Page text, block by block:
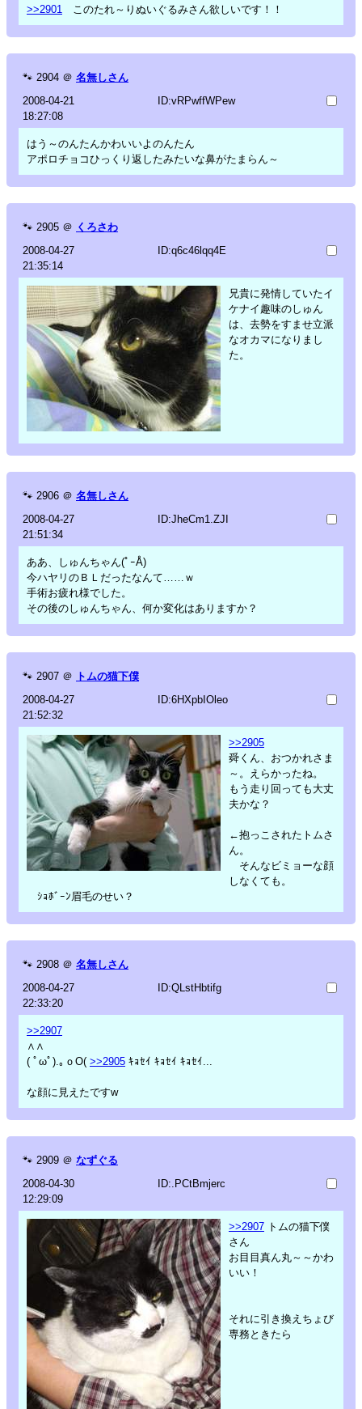
>>2901 このたれ～りぬいぐるみさん欲しいです！！
🐾 2904 ＠ 名無しさん
2008-04-21
18:27:08
ID:vRPwffWPew
はう～のんたんかわいいよのんたん
アポロチョコひっくり返したみたいな鼻がたまらん～
🐾 2905 ＠ くろさわ
2008-04-27
21:35:14
ID:q6c46lqq4E
兄貴に発情していたイ
ケナイ趣味のしゅん
は、去勢をすませ立派
なオカマになりまし
た。
🐾 2906 ＠ 名無しさん
2008-04-27
21:51:34
ID:JheCm1.ZJI
ああ、しゅんちゃん(ﾟｰÅ)
今ハヤリのＢＬだったなんて……ｗ
手術お疲れ様でした。
その後のしゅんちゃん、何か変化はありますか？
🐾 2907 ＠ トムの猫下僕
2008-04-27
21:52:32
ID:6HXpbIOleo
>>2905
舜くん、おつかれさま
～。えらかったね。
もう走り回っても大丈
夫かな？
←抱っこされたトムさ
ん。
そんなビミョーな顔
しなくても。
ｼｮﾎﾞｰﾝ眉毛のせい？
🐾 2908 ＠ 名無しさん
2008-04-27
22:33:20
ID:QLstHbtifg
>>2907
∧∧
( ﾟωﾟ).｡ｏO( >>2905 ｷｮｾｲ ｷｮｾｲ ｷｮｾｲ...
な顔に見えたですw
🐾 2909 ＠ なずぐる
2008-04-30
12:29:09
ID:.PCtBmjerc
>>2907 トムの猫下僕
さん
お目目真ん丸～～かわ
いい！
それに引き換えちょび
専務ときたら